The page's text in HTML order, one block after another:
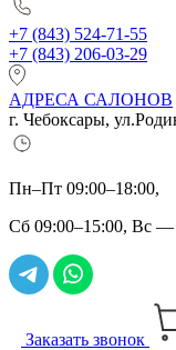
+7 (843) 524-71-55
+7 (843) 206-03-29
АДРЕСА САЛОНОВ
г. Чебоксары,
Пн–Пт 09:00–18:00,
Сб 09:00–15:00, Вс —
Заказать звонок